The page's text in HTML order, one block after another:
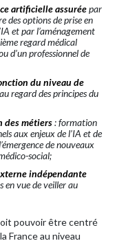
artificielleassuréepar
des options de prise en
et par l’aménagement
regard médical
d’un professionnel de
du niveau de
regard des principes du
des métiers:formation
aux enjeux de l’IA et de
de nouveaux
social;
indépendante
en vue de veiller au
pouvoir être centré
France au niveau